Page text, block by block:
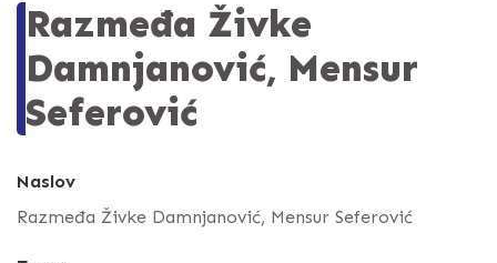
Razmeđa Živke
Damnjanović, Mensur
Seferović
Naslov
Razmeđa Živke Damnjanović, Mensur Seferović